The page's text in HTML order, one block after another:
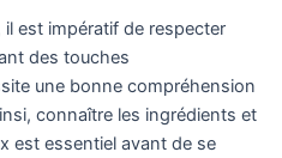
est impératif de respecter
des touches
une bonne compréhension
connaître les ingrédients et
est essentiel avant de se